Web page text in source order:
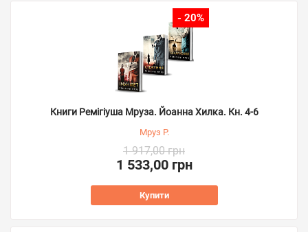
- 20%
Книги Ремігіуша Мруза. Йоанна Хилка. Кн. 4-6
Мруз Р.
1 917,00 грн
1 533,00 грн
Купити